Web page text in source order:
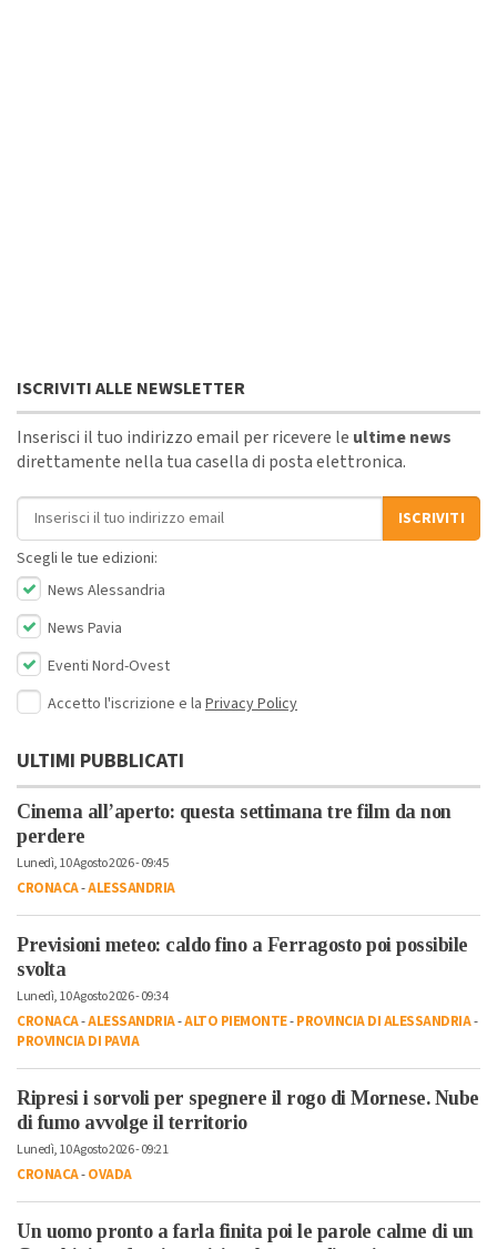
ISCRIVITI ALLE NEWSLETTER
Inserisci il tuo indirizzo email per ricevere le ultime news
direttamente nella tua casella di posta elettronica.
Indirizzo email
ISCRIVITI
Scegli le tue edizioni:
News Alessandria
News Pavia
Eventi Nord-Ovest
Accetto l'iscrizione e la Privacy Policy
ULTIMI PUBBLICATI
Cinema all’aperto: questa settimana tre film da non
perdere
Lunedì, 10 Agosto 2026 - 09:45
CRONACA-ALESSANDRIA
Previsioni meteo: caldo fino a Ferragosto poi possibile
svolta
Lunedì, 10 Agosto 2026 - 09:34
CRONACA-ALESSANDRIA-ALTO PIEMONTE-PROVINCIA DI ALESSANDRIA-
PROVINCIA DI PAVIA
Ripresi i sorvoli per spegnere il rogo di Mornese. Nube
di fumo avvolge il territorio
Lunedì, 10 Agosto 2026 - 09:21
CRONACA-OVADA
Un uomo pronto a farla finita poi le parole calme di un